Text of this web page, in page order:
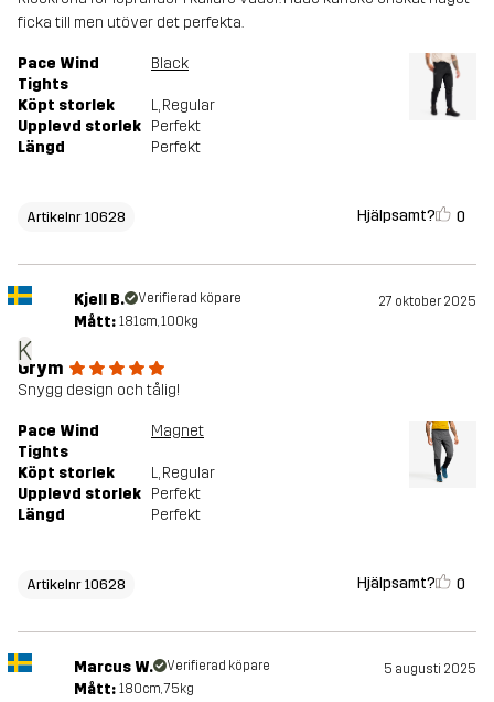
ficka till men utöver det perfekta.
Pace Wind
Tights
Black
Köpt storlek L, Regular
Upplevd storlek Perfekt
Längd
Perfekt
Artikelnr 10628 Hjälpsamt? 0
K
Kjell B. Verifierad köpare 27 oktober 2025
Mått: 181cm, 100kg
Grym
Snygg design och tålig!
Pace Wind
Tights
Magnet
Köpt storlek L, Regular
Upplevd storlek Perfekt
Längd
Perfekt
Artikelnr 10628 Hjälpsamt? 0
Marcus W. Verifierad köpare 5 augusti 2025
Mått: 180cm, 75kg